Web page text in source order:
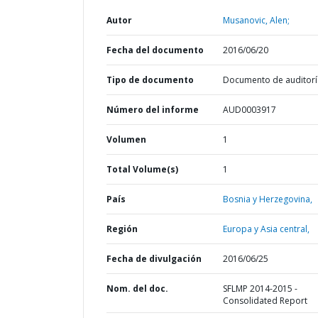
Autor Musanovic, Alen;
Fecha del documento 2016/06/20
Tipo de documento Documento de
Número del informe AUD0003917
Volumen 1
Total Volume(s) 1
País Bosnia y Herzegovina,
Región Europa y Asia central,
Fecha de divulgación 2016/06/25
Nom. del doc.
SFLMP 2014-2015 -
Consolidated Report